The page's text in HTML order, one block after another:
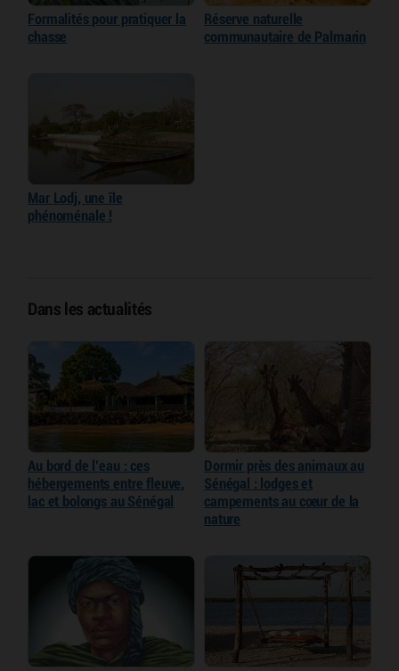
Formalités pour pratiquer la
chasse
Réserve naturelle
communautaire de Palmarin
Mar Lodj, une île
phénoménale !
Dans les actualités
Au bord de l’eau : ces
hébergements entre fleuve,
lac et bolongs au Sénégal
Dormir près des animaux au
Sénégal : lodges et
campements au cœur de la
nature